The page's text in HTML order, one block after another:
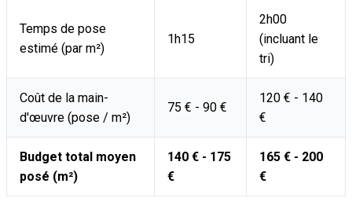
Temps de pose
estimé (par m²)
1h15
2h00
(incluant le
tri)
Coût de la main-
d'œuvre (pose / m²)
75 € - 90 €
120 € - 140
€
Budget total moyen
posé (m²)
140 € - 175
€
165 € - 200
€